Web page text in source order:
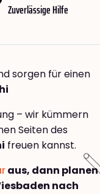
Zuverlässige Hilfe
sorgen für einen
– wir kümmern
Seiten des
freuen kannst.
aus, dann planen
nach